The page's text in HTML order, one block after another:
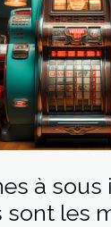
à sous
sont les